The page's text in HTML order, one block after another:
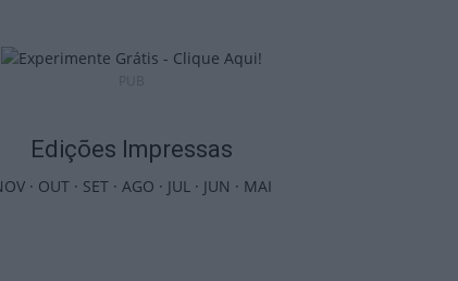
Edições Impressas
· OUT· SET· AGO · JUL· JUN · MAI